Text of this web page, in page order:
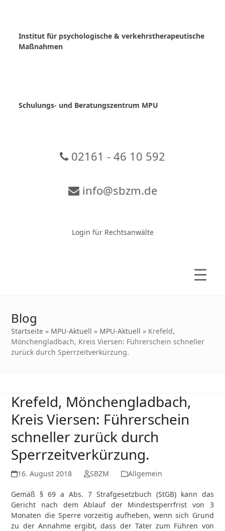
Institut für psychologische & verkehrstherapeutische
Maßnahmen
Schulungs- und Beratungszentrum MPU
02161 - 46 10 592
info@sbzm.de
Login für Rechtsanwälte
Blog
Startseite » MPU-Aktuell » MPU-Aktuell » Krefeld,
Mönchengladbach, Kreis Viersen: Führerschein schneller
zurück durch Sperrzeitverkürzung.
Krefeld, Mönchengladbach,
Kreis Viersen: Führerschein
schneller zurück durch
Sperrzeitverkürzung.
16. August 2018 SBZM Allgemein
Gemäß § 69 a Abs. 7 Strafgesetzbuch (StGB) kann das
Gericht nach dem Ablauf der Mindestsperrfrist von 3
Monaten die Sperre vorzeitig aufheben, wenn sich Grund
zu der Annahme ergibt, dass der Täter zum Führen von